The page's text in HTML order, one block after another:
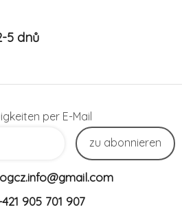
5 dnů
per E-Mail
zu abonnieren
905 701 907